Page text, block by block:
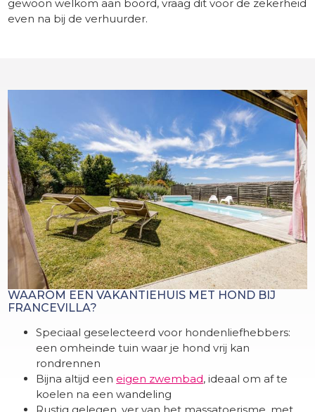
gewoon welkom aan boord, vraag dit voor de zekerheid
even na bij de verhuurder.
WAAROM EEN VAKANTIEHUIS MET HOND BIJ
FRANCEVILLA?
Speciaal geselecteerd voor hondenliefhebbers:
een omheinde tuin waar je hond vrij kan
rondrennen
Bijna altijd een eigen zwembad, ideaal om af te
koelen na een wandeling